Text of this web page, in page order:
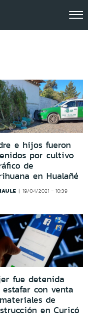
e hijos fueron
por cultivo
de
en Hualañé
19/04/2021 - 10:39
fue detenida
estafar con venta
de
en Curicó